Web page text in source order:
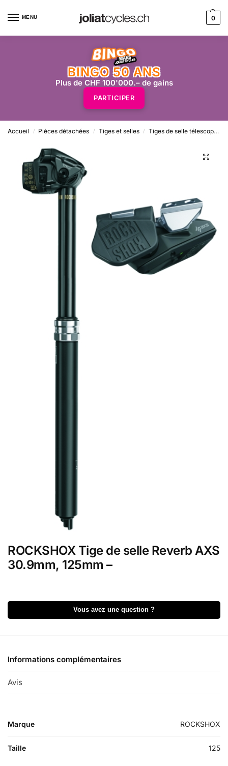
MENU 0
BINGO 50 ANS
Plus de CHF 100'000.– de gains
PARTICIPER
Accueil / Pièces détachées / Tiges et selles / Tiges de selle télescopique
ROCKSHOX Tige de selle Reverb AXS
30.9mm, 125mm –
l
a
i
Vous avez une question ?
Informations complémentaires
Avis
Marque ROCKSHOX
Taille 125